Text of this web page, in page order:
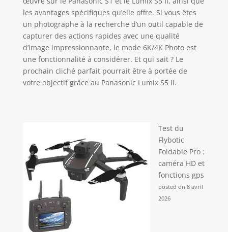
les avantages spécifiques qu’elle offre. Si vous êtes
un photographe à la recherche d’un outil capable de
capturer des actions rapides avec une qualité
d’image impressionnante, le mode 6K/4K Photo est
une fonctionnalité à considérer. Et qui sait ? Le
prochain cliché parfait pourrait être à portée de
votre objectif grâce au Panasonic Lumix S5 II.
Test du
Flybotic
Foldable Pro :
caméra HD et
fonctions gps
posted on 8 avril
2026